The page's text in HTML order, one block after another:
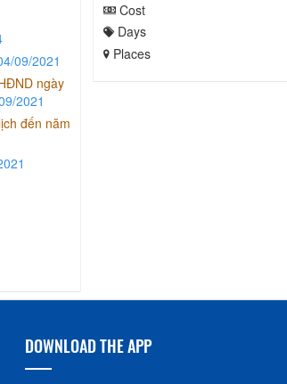
09/2021
ngày
2021
đến năm
Cost
Days
Places
DOWNLOAD THE APP